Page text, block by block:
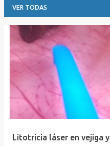
VER TODAS
Litotricia láser en vejiga